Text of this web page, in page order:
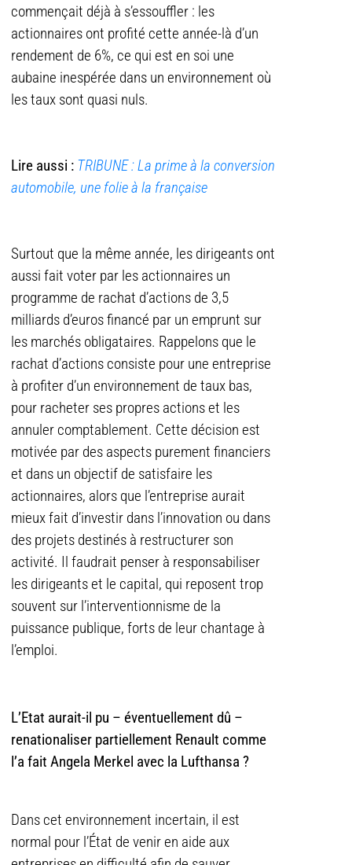
commençait déjà à s’essouffler : les
actionnaires ont profité cette année-là d’un
rendement de 6%, ce qui est en soi une
aubaine inespérée dans un environnement où
les taux sont quasi nuls.
Lire aussi : TRIBUNE : La prime à la conversion
automobile, une folie à la française
Surtout que la même année, les dirigeants ont
aussi fait voter par les actionnaires un
programme de rachat d’actions de 3,5
milliards d’euros financé par un emprunt sur
les marchés obligataires. Rappelons que le
rachat d’actions consiste pour une entreprise
à profiter d’un environnement de taux bas,
pour racheter ses propres actions et les
annuler comptablement. Cette décision est
motivée par des aspects purement financiers
et dans un objectif de satisfaire les
actionnaires, alors que l’entreprise aurait
mieux fait d’investir dans l’innovation ou dans
des projets destinés à restructurer son
activité. Il faudrait penser à responsabiliser
les dirigeants et le capital, qui reposent trop
souvent sur l’interventionnisme de la
puissance publique, forts de leur chantage à
l’emploi.
L’Etat aurait-il pu – éventuellement dû –
renationaliser partiellement Renault comme
l’a fait Angela Merkel avec la Lufthansa ?
Dans cet environnement incertain, il est
normal pour l’État de venir en aide aux